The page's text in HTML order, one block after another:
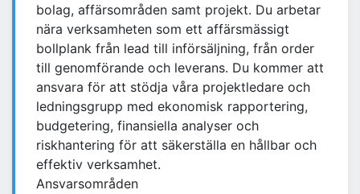
bolag, affärsområden samt projekt. Du arbetar
nära verksamheten som ett affärsmässigt
bollplank från lead till införsäljning, från order
till genomförande och leverans. Du kommer att
ansvara för att stödja våra projektledare och
ledningsgrupp med ekonomisk rapportering,
budgetering, finansiella analyser och
riskhantering för att säkerställa en hållbar och
effektiv verksamhet.
Ansvarsområden